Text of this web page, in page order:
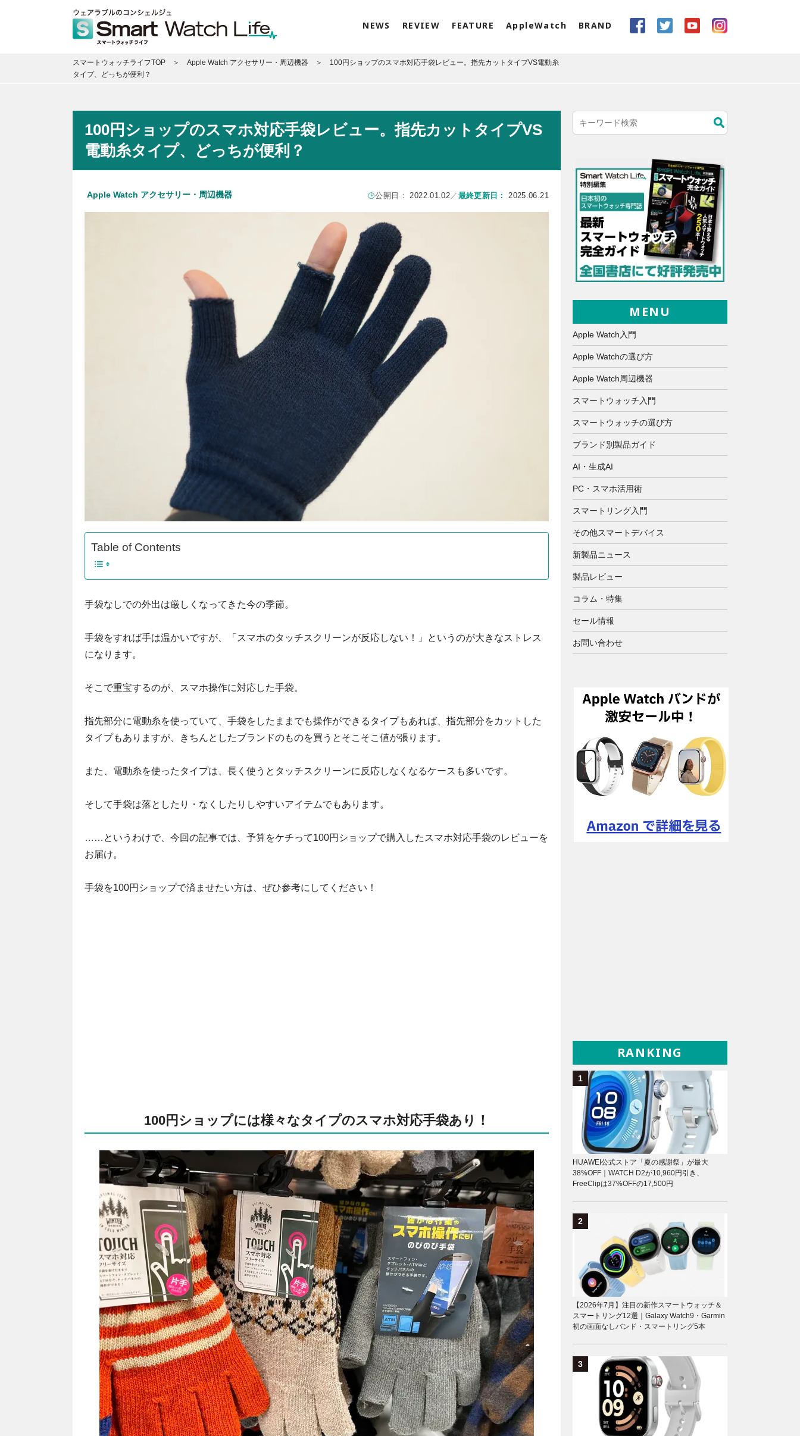
NEWS REVIEW FEATURE AppleWatch BRAND
スマートウォッチライフTOP Apple Watch アクセサリー・周辺機器
100円ショップのスマホ対応手袋レビュー。指先カットタイプVS電動糸
タイプ、どっちが便利？
100円ショップのスマホ対応手袋レビュー。指先カットタイプVS
電動糸タイプ、どっちが便利？
Apple Watch アクセサリー・周辺機器 公開日：2022.01.02／ 最終更新日： 2025.06.21
Table of Contents
手袋なしでの外出は厳しくなってきた今の季節。
手袋をすれば手は温かいですが、「スマホのタッチスクリーンが反応しない！」というのが大きなストレス
になります。
そこで重宝するのが、スマホ操作に対応した手袋。
指先部分に電動糸を使っていて、手袋をしたままでも操作ができるタイプもあれば、指先部分をカットした
タイプもありますが、きちんとしたブランドのものを買うとそこそこ値が張ります。
また、電動糸を使ったタイプは、長く使うとタッチスクリーンに反応しなくなるケースも多いです。
そして手袋は落としたり・なくしたりしやすいアイテムでもあります。
……というわけで、今回の記事では、予算をケチって100円ショップで購入したスマホ対応手袋のレビューを
お届け。
手袋を100円ショップで済ませたい方は、ぜひ参考にしてください！
100円ショップには様々なタイプのスマホ対応手袋あり！
MENU
Apple Watch入門
Apple Watchの選び方
Apple Watch周辺機器
スマートウォッチ入門
スマートウォッチの選び方
ブランド別製品ガイド
AI・生成AI
PC・スマホ活用術
スマートリング入門
その他スマートデバイス
新製品ニュース
製品レビュー
コラム・特集
セール情報
お問い合わせ
RANKING
HUAWEI公式ストア「夏の感謝祭」が最大
38%OFF｜WATCH D2が10,960円引き、
FreeClipは37%OFFの17,500円
【2026年7月】注目の新作スマートウォッチ＆
スマートリング12選｜Galaxy Watch9・Garmin
初の画面なしバンド・スマートリング5本